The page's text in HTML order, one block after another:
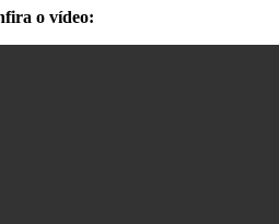
o vídeo: